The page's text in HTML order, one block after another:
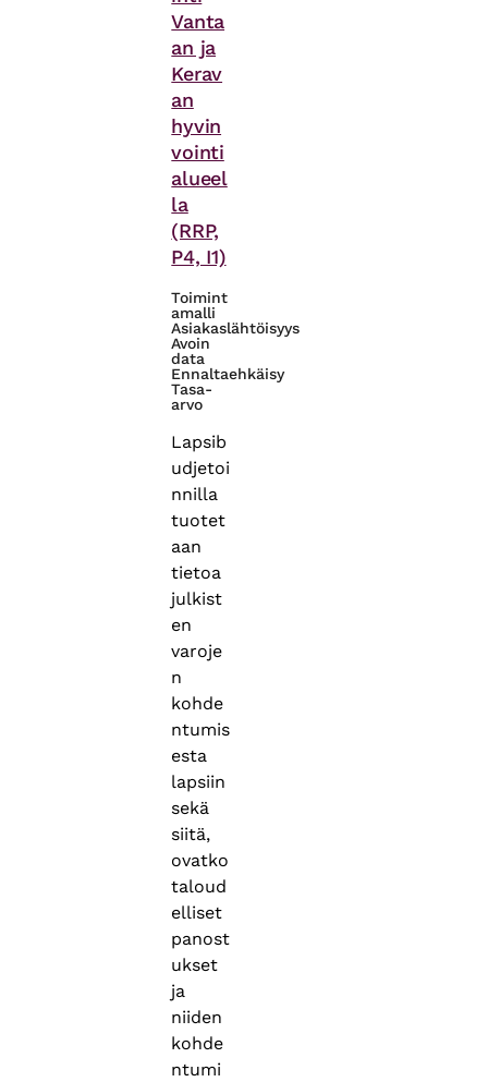
Vanta
an ja
Kerav
an
hyvin
vointi
alueel
la
(RRP,
P4, I1)
Toimint
amalli
Asiakaslähtöisyys
Avoin
data
Ennaltaehkäisy
Tasa-
arvo
Lapsib
udjetoi
nnilla
tuotet
aan
tietoa
julkist
en
varoje
n
kohde
ntumis
esta
lapsiin
sekä
siitä,
ovatko
taloud
elliset
panost
ukset
ja
niiden
kohde
ntumi